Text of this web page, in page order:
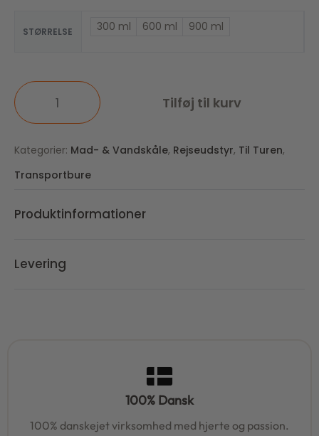
STØRRELSE 300 ml 600 ml 900 ml
Tilføj til kurv
Kategorier: Mad- & Vandskåle, Rejseudstyr, Til Turen,
Transportbure
Produktinformationer
Levering
100% Dansk
100% danskejet virksomhed med hjerte og passion.